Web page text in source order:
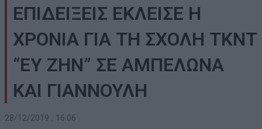
ΕΠΙΔΕΙΞΕΙΣ ΕΚΛΕΙΣΕ Η
ΧΡΟΝΙΑ ΓΙΑ ΤΗ ΣΧΟΛΗ ΤΚΝΤ
“ΕΥ ΖΗΝ” ΣΕ ΑΜΠΕΛΩΝΑ
ΚΑΙ ΓΙΑΝΝΟΥΛΗ
28/12/2019 , 16:06